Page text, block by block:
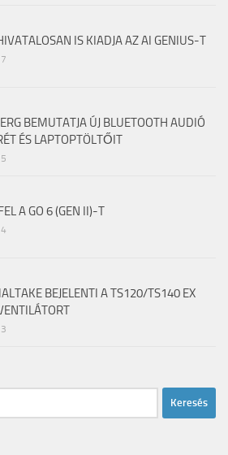
IS KIADJA AZ AI GENIUS-T
BEMUTATJA ÚJ BLUETOOTH AUDIÓ
ÉS LAPTOPTÖLTŐIT
A GO 6 (GEN II)-T
BEJELENTI A TS120/TS140 EX